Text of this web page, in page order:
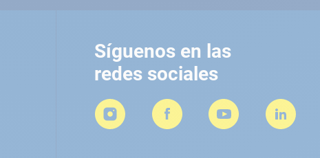
Síguenos en las
redes sociales